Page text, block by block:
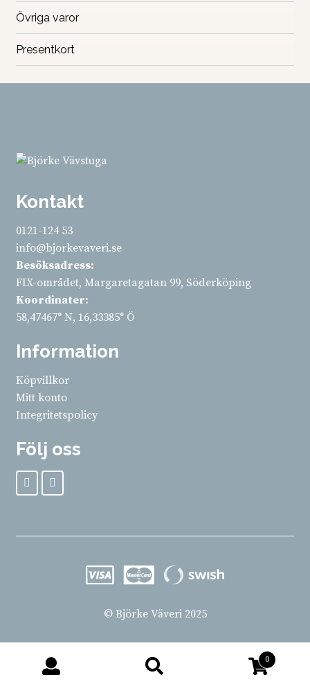
Övriga varor
Presentkort
Kontakt
0121-124 53
info@bjorkevaveri.se
Besöksadress:
FIX-området, Margaretagatan 99, Söderköping
Koordinater:
58,47467° N, 16,33385° Ö
Information
Köpvillkor
Mitt konto
Integritetspolicy
Följ oss
© Björke Väveri 2025
0